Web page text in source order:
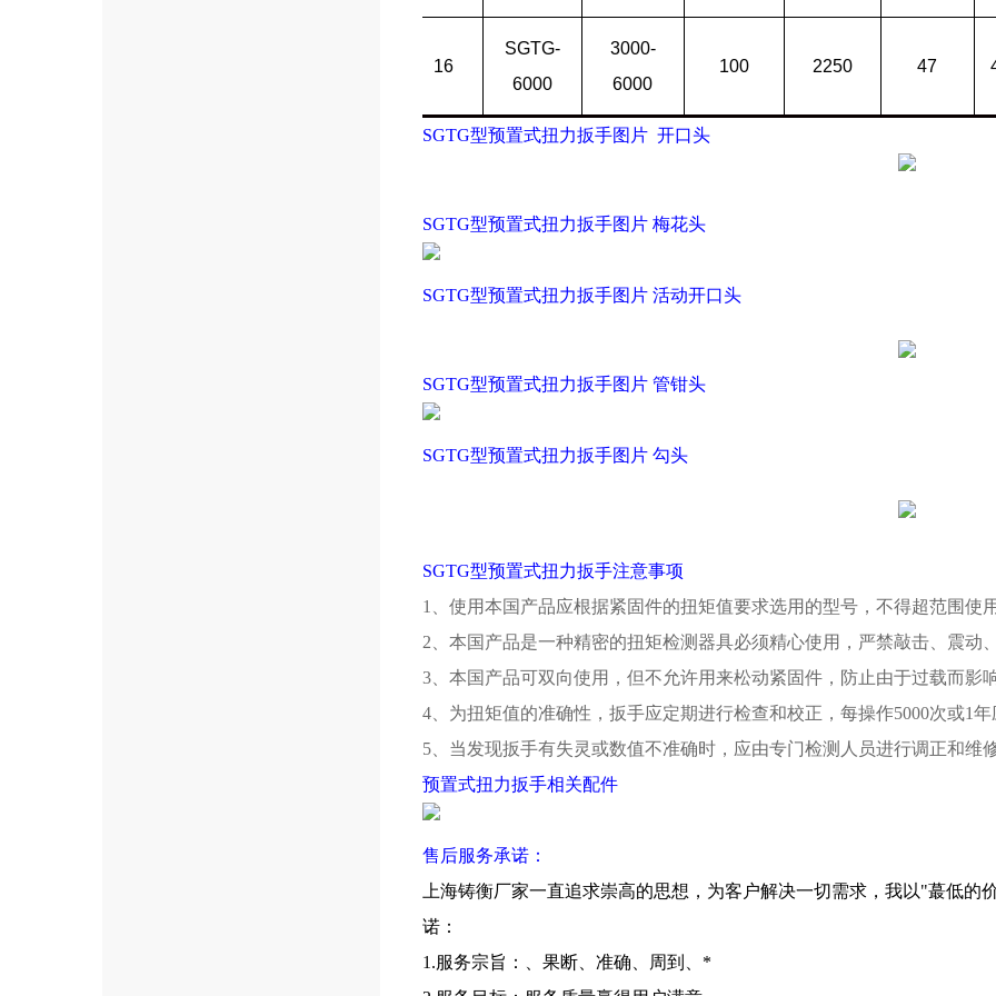
16
SGTG-
6000
3000-
6000
100 2250 47
SGTG型预置式扭力扳手图片 开口头
SGTG型预置式扭力扳手图片 梅花头
SGTG型预置式扭力扳手图片 活动开口头
SGTG型预置式扭力扳手图片 管钳头
SGTG型预置式扭力扳手图片 勾头
SGTG型预置式扭力扳手注意事项
1、使用本国产品应根据紧固件的扭矩值要求选用的型号，不得超范围使
2、本国产品是一种精密的扭矩检测器具必须精心使用，严禁敲击、震动
3、本国产品可双向使用，但不允许用来松动紧固件，防止由于过载而影
4、为扭矩值的准确性，扳手应定期进行检查和校正，每操作5000次或1
5、当发现扳手有失灵或数值不准确时，应由专门检测人员进行调正和维
预置式扭力扳手相关配件
售后服务承诺：
上海铸衡厂家一直追求崇高的思想，为客户解决一切需求，我以"蕞低
诺：
1.服务宗旨：、果断、准确、周到、*